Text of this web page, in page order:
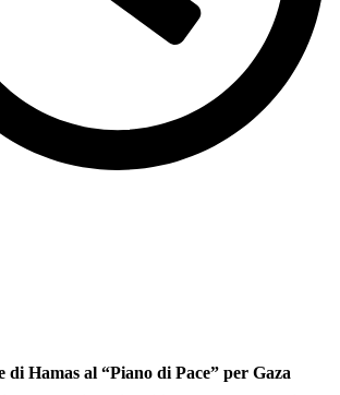
Hamas al “Piano di Pace” per Gaza